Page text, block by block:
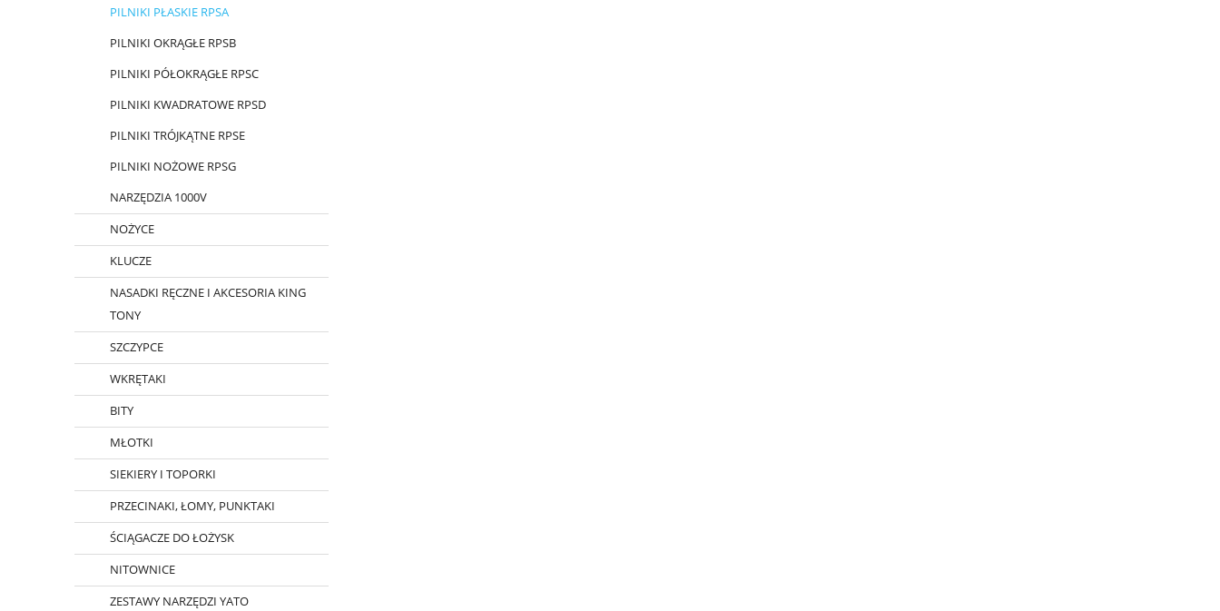
PILNIKI PŁASKIE RPSA
PILNIKI OKRĄGŁE RPSB
PILNIKI PÓŁOKRĄGŁE RPSC
PILNIKI KWADRATOWE RPSD
PILNIKI TRÓJKĄTNE RPSE
PILNIKI NOŻOWE RPSG
NARZĘDZIA 1000V
NOŻYCE
KLUCZE
NASADKI RĘCZNE I AKCESORIA KING
TONY
SZCZYPCE
WKRĘTAKI
BITY
MŁOTKI
SIEKIERY I TOPORKI
PRZECINAKI, ŁOMY, PUNKTAKI
ŚCIĄGACZE DO ŁOŻYSK
NITOWNICE
ZESTAWY NARZĘDZI YATO